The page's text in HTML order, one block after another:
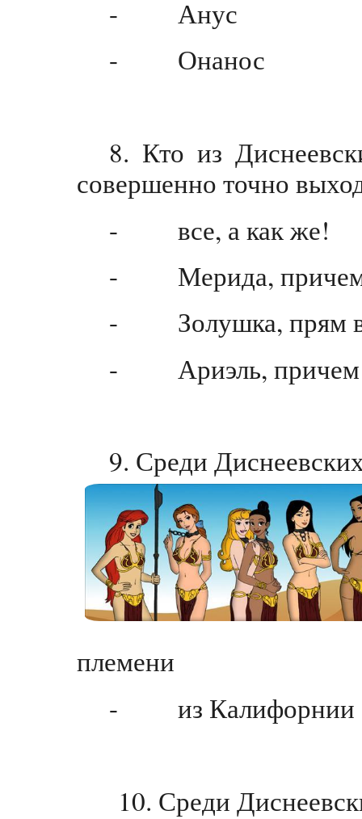
- Анус
- Онанос
8. Кто из
совершенно точно
- все, а как же!
- Мерида, причем
- Золушка, прям в
- Ариэль, причем
9. Среди
племени
- из Калифорнии
10. Среди